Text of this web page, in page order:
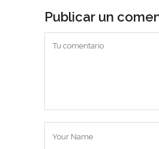
Publicar un